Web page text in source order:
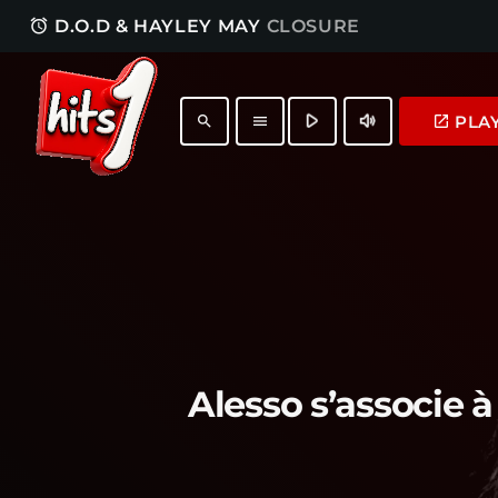
access_alarm D.O.D & HAYLEY MAY CLOSURE
search menu play_arrow volume_up launch
Alesso s’associe